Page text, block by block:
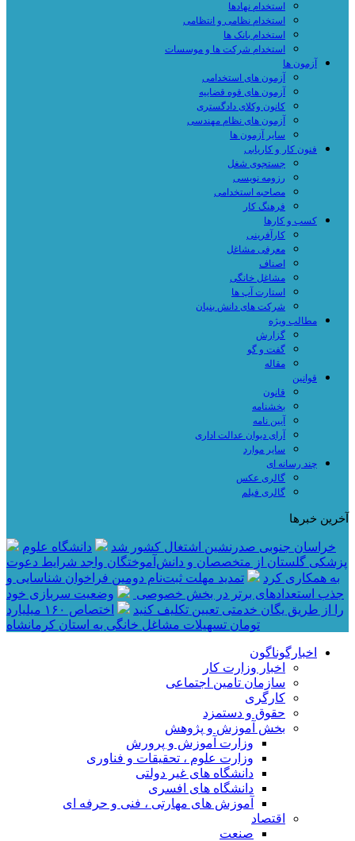
استخدام نهادها
استخدام نظامی و انتظامی
استخدام بانک ها
استخدام شرکت ها و موسسات
آزمون ها
آزمون های استخدامی
آزمون های قوه قضاییه
کانون وکلای دادگستری
آزمون های نظام مهندسی
سایر آزمون ها
فنون کار و کاریابی
جستجوی شغل
رزومه نویسی
مصاحبه استخدامی
فرهنگ کار
کسب و کارها
کارآفرینی
معرفی مشاغل
اصناف
مشاغل خانگی
استارت آپ ها
شرکت های دانش بنیان
مطالب ویژه
گزارش
گفت و گو
مقاله
قوانین
قانون
بخشنامه
آیین نامه
آرای دیوان عدالت اداری
سایر موارد
چند رسانه ای
گالری عکس
گالری فیلم
آخرین خبرها
خراسان جنوبی صدرنشین اشتغال کشور شد
دانشگاه علوم
پزشکی گلستان از متخصصان و دانش‌آموختگان واجد شرایط دعوت
به همکاری کرد
تمدید مهلت ثبت‌نام دومین فراخوان شناسایی و
جذب استعدادهای برتر در بخش خصوصی
وضعیت سربازی خود
را از طریق یگان خدمتی تعیین تکلیف کنید
اختصاص ۱۶۰ میلیارد
تومان تسهیلات مشاغل خانگی به استان کرمانشاه
اخبارگوناگون
اخبار وزارت کار
سازمان تامین اجتماعی
کارگری
حقوق و دستمزد
بخش آموزش و پژوهش
وزارت آموزش و پرورش
وزارت علوم ، تحقیقات و فناوری
دانشگاه های غیر دولتی
دانشگاه های افسری
آموزش های مهارتی ، فنی و حرفه ای
اقتصاد
صنعت